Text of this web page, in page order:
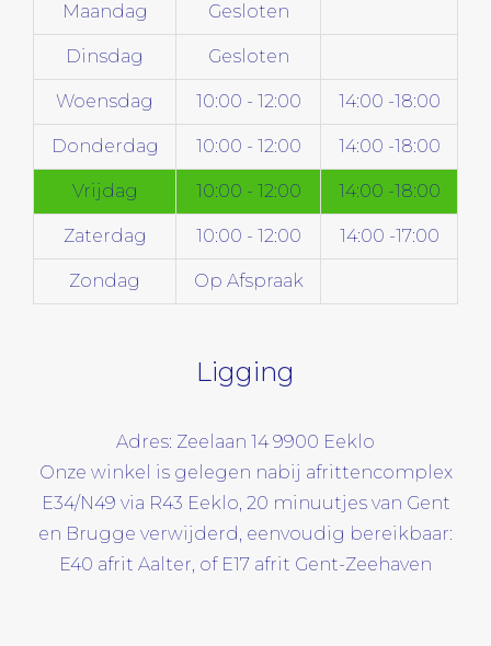
Maandag Gesloten
Dinsdag Gesloten
Woensdag 10:00 - 12:00 14:00 -18:00
Donderdag 10:00 - 12:00 14:00 -18:00
Vrijdag 10:00 - 12:00 14:00 -18:00
Zaterdag 10:00 - 12:00 14:00 -17:00
Zondag Op Afspraak
Ligging
Adres: Zeelaan 14 9900 Eeklo
Onze winkel is gelegen nabij afrittencomplex
E34/N49 via R43 Eeklo, 20 minuutjes van Gent
en Brugge verwijderd, eenvoudig bereikbaar:
E40 afrit Aalter, of E17 afrit Gent-Zeehaven